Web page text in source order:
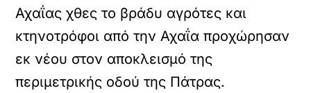
Αχαΐας χθες το βράδυ αγρότες και
κτηνοτρόφοι από την Αχαΐα προχώρησαν
εκ νέου στον αποκλεισμό της
περιμετρικής οδού της Πάτρας.